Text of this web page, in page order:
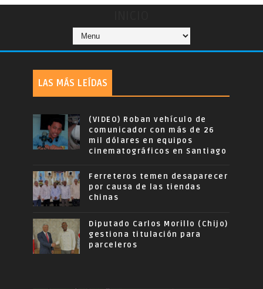
LAS MÁS LEÍDAS
(VIDEO) Roban vehículo de
comunicador con más de 26
mil dólares en equipos
cinematográficos en Santiago
Ferreteros temen desaparecer
por causa de las tiendas
chinas
Diputado Carlos Morillo (Chijo)
gestiona titulación para
parceleros